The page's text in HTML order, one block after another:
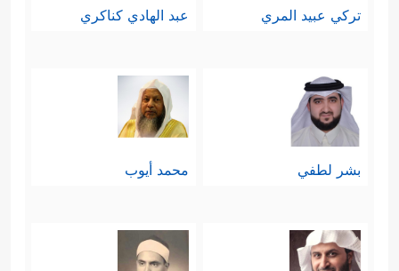
تركي عبيد المري عبد الهادي كناكري
بشر لطفي محمد أيوب